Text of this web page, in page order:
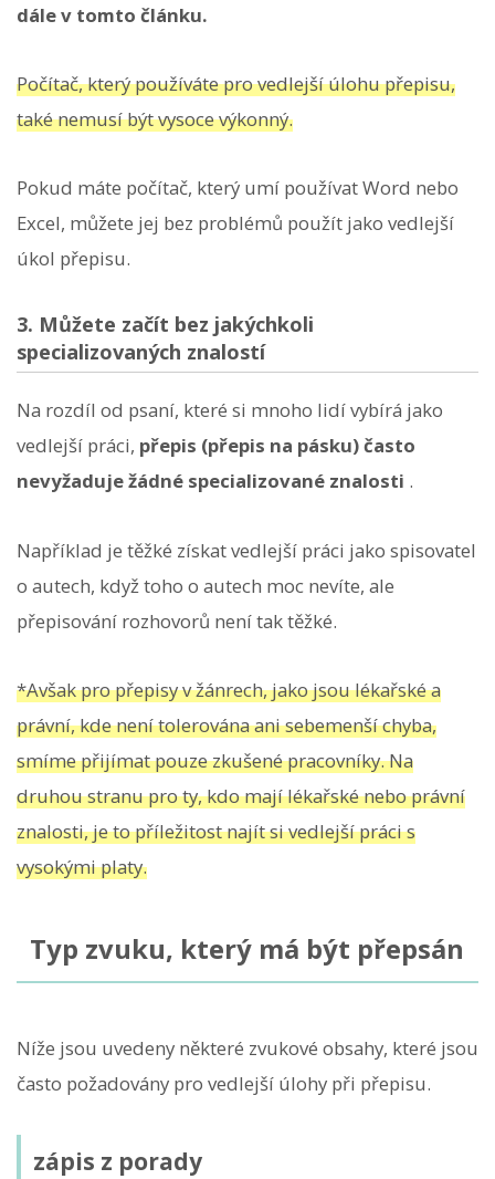
dále v tomto článku.
Počítač, který používáte pro vedlejší úlohu přepisu,
také nemusí být vysoce výkonný.
Pokud máte počítač, který umí používat Word nebo
Excel, můžete jej bez problémů použít jako vedlejší
úkol přepisu.
3. Můžete začít bez jakýchkoli
specializovaných znalostí
Na rozdíl od psaní, které si mnoho lidí vybírá jako
vedlejší práci, přepis (přepis na pásku) často
nevyžaduje žádné specializované znalosti .
Například je těžké získat vedlejší práci jako spisovatel
o autech, když toho o autech moc nevíte, ale
přepisování rozhovorů není tak těžké.
*Avšak pro přepisy v žánrech, jako jsou lékařské a
právní, kde není tolerována ani sebemenší chyba,
smíme přijímat pouze zkušené pracovníky. Na
druhou stranu pro ty, kdo mají lékařské nebo právní
znalosti, je to příležitost najít si vedlejší práci s
vysokými platy.
Typ zvuku, který má být přepsán
Níže jsou uvedeny některé zvukové obsahy, které jsou
často požadovány pro vedlejší úlohy při přepisu.
zápis z porady